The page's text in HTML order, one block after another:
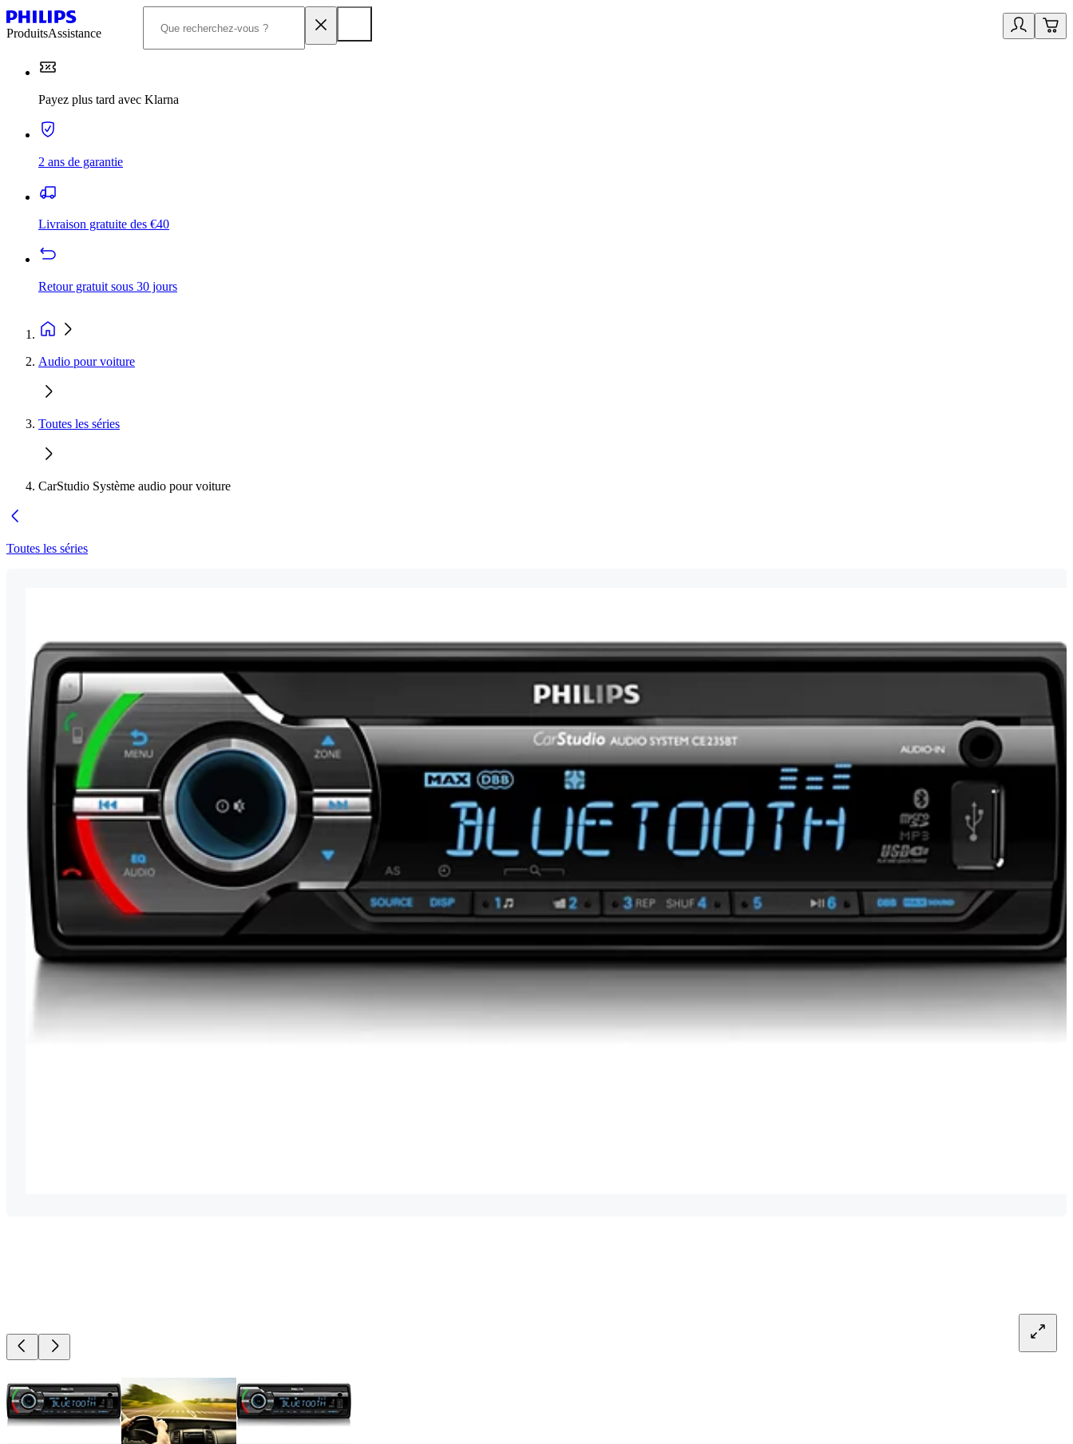
ProduitsAssistance
Payez plus tard avec Klarna
2 ans de garantie
Livraison gratuite des €40
Retour gratuit sous 30 jours
Audio pour voiture
Toutes les séries
CarStudio Système audio pour voiture
Toutes les séries